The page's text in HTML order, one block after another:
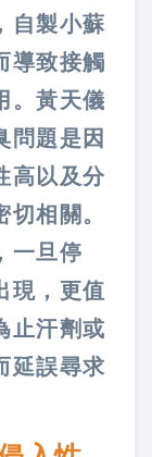
自製小蘇
導致接觸
。黃天儀
問題是因
高以及分
相關。
一旦停
現，更值
止汗劑或
延誤尋求